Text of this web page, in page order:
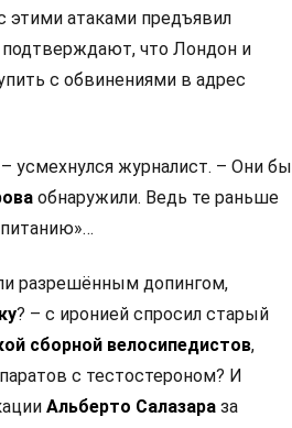
атаками предъявил
что Лондон и
с обвинениями в адрес
усмехнулся журналист. – Они бы
обнаружили. Ведь те раньше
разрешённым допингом,
? – с иронией спросил старый
сборной велосипедистов,
с тестостероном? И
Альберто Салазара за